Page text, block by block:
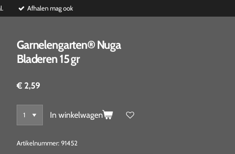
Afhalen mag ook
Garnelengarten® Nuga
Bladeren 15 gr
€ 2,59
In winkelwagen
Artikelnummer: 91452